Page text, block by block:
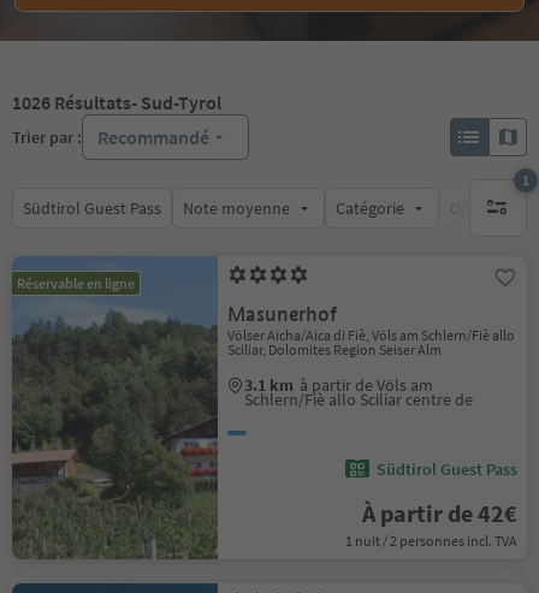
1026 Résultats- Sud-Tyrol
Trier par : Recommandé
Südtirol Guest Pass Note moyenne Catégorie Options de
1
1 filtre
Réservable en ligne
Masunerhof
Völser Aicha/Aica di Fiè, Völs am Schlern/Fiè allo
Sciliar, Dolomites Region Seiser Alm
3.1 km à partir de Völs am
Schlern/Fiè allo Sciliar centre de
Südtirol Guest Pass
À partir de 42€
1 nuit / 2 personnes incl. TVA